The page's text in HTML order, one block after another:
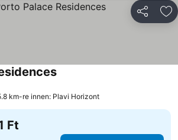
Árak megjelenítése
km-re innen: Plavi Horizont
Ft